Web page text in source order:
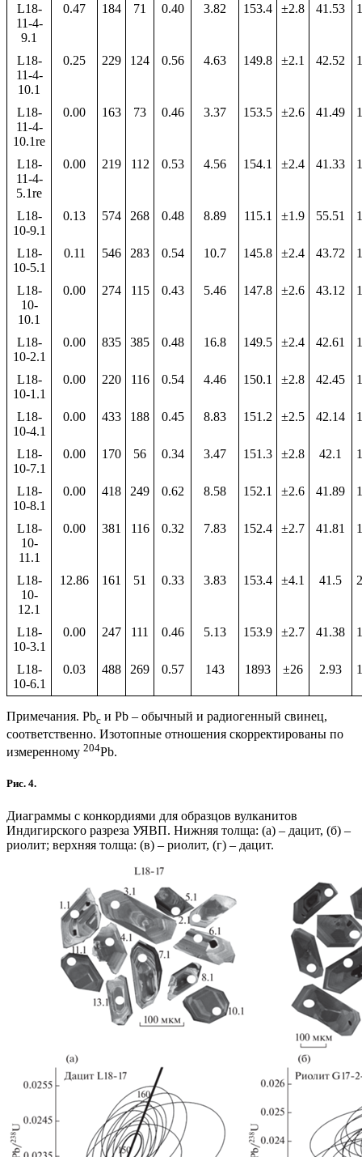
L18-
11-4-
9.1
0.47 184 71 0.40 3.82 153.4 ±2.8 41.53
L18-
11-4-
10.1
0.25 229 124 0.56 4.63 149.8 ±2.1 42.52
L18-
11-4-
10.1re
0.00 163 73 0.46 3.37 153.5 ±2.6 41.49
L18-
11-4-
5.1re
0.00 219 112 0.53 4.56 154.1 ±2.4 41.33
L18-
10-9.1
0.13 574 268 0.48 8.89 115.1 ±1.9 55.51
L18-
10-5.1
0.11 546 283 0.54 10.7 145.8 ±2.4 43.72
L18-
10-
10.1
0.00 274 115 0.43 5.46 147.8 ±2.6 43.12
L18-
10-2.1
0.00 835 385 0.48 16.8 149.5 ±2.4 42.61
L18-
10-1.1
0.00 220 116 0.54 4.46 150.1 ±2.8 42.45
L18-
10-4.1
0.00 433 188 0.45 8.83 151.2 ±2.5 42.14
L18-
10-7.1
0.00 170 56 0.34 3.47 151.3 ±2.8 42.1
L18-
10-8.1
0.00 418 249 0.62 8.58 152.1 ±2.6 41.89
L18-
10-
11.1
0.00 381 116 0.32 7.83 152.4 ±2.7 41.81
L18-
10-
12.1
12.86 161 51 0.33 3.83 153.4 ±4.1 41.5
L18-
10-3.1
0.00 247 111 0.46 5.13 153.9 ±2.7 41.38
L18-
10-6.1
0.03 488 269 0.57 143 1893 ±26 2.93
Примечания. Pbc и Pb – обычный и радиогенный свинец,
соответственно. Изотопные отношения скорректированы по
измеренному 204Pb.
Рис. 4.
Диаграммы с конкордиями для образцов вулканитов
Индигирского разреза УЯВП. Нижняя толща: (а) – дацит, (б) –
риолит; верхняя толща: (в) – риолит, (г) – дацит.